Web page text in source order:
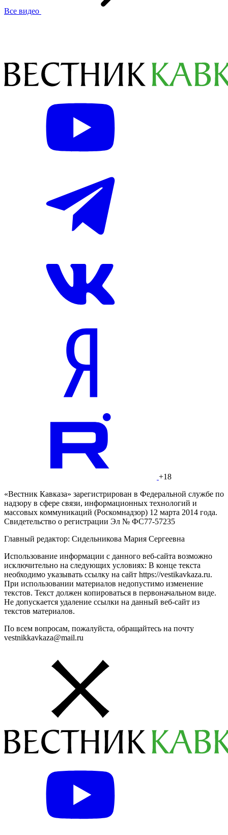
Все видео
+18
«Вестник Кавказа» зарегистрирован в Федеральной службе по
надзору в сфере связи, информационных технологий и
массовых коммуникаций (Роскомнадзор) 12 марта 2014 года.
Свидетельство о регистрации Эл № ФС77-57235
Главный редактор: Сидельникова Мария Сергеевна
Использование информации с данного веб-сайта возможно
исключительно на следующих условиях: В конце текста
необходимо указывать ссылку на сайт https://vestikavkaza.ru.
При использовании материалов недопустимо изменение
текстов. Текст должен копироваться в первоначальном виде.
Не допускается удаление ссылки на данный веб-сайт из
текстов материалов.
По всем вопросам, пожалуйста, обращайтесь на почту
vestnikkavkaza@mail.ru